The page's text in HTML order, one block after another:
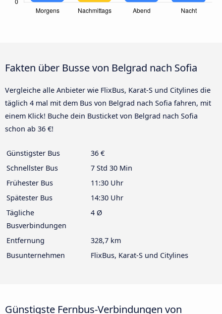
Fakten über Busse von Belgrad nach Sofia
Vergleiche alle Anbieter wie FlixBus, Karat-S und Citylines die
täglich 4 mal mit dem Bus von Belgrad nach Sofia fahren, mit
einem Klick! Buche dein Busticket von Belgrad nach Sofia
schon ab 36 €!
Günstigster Bus
36 €
Schnellster Bus
7 Std 30 Min
Frühester Bus
11:30 Uhr
Spätester Bus
14:30 Uhr
Tägliche
Busverbindungen
4 Ø
Entfernung
328,7 km
Busunternehmen
FlixBus, Karat-S und Citylines
Günstigste Fernbus-Verbindungen von